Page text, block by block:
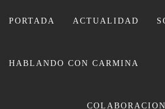
PORTADA ACTUALIDAD
HABLANDO CON CARMINA